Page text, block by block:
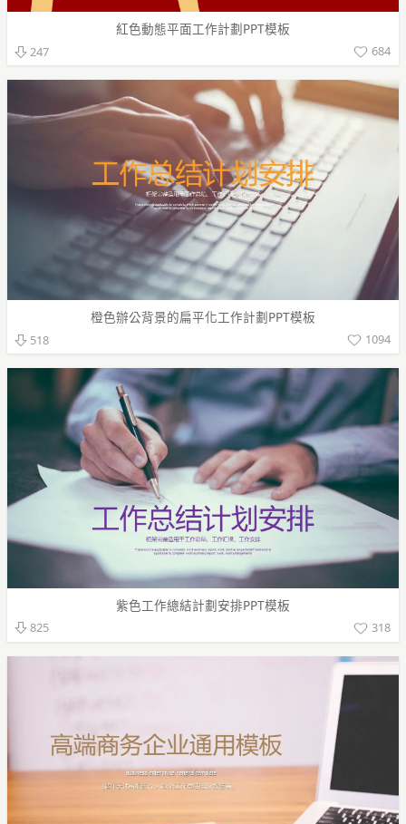
紅色動態平面工作計劃PPT模板
247 684
橙色辦公背景的扁平化工作計劃PPT模板
518 1094
紫色工作總結計劃安排PPT模板
825 318